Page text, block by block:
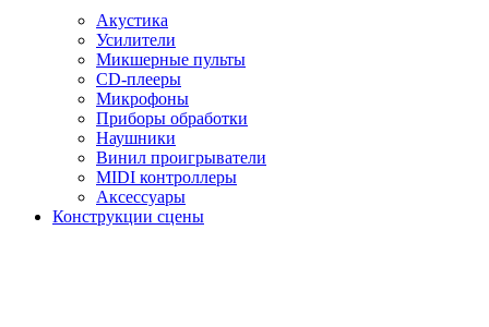
Акустика
Усилители
Микшерные пульты
CD-плееры
Микрофоны
Приборы обработки
Наушники
Винил проигрыватели
MIDI контроллеры
Аксессуары
Конструкции сцены